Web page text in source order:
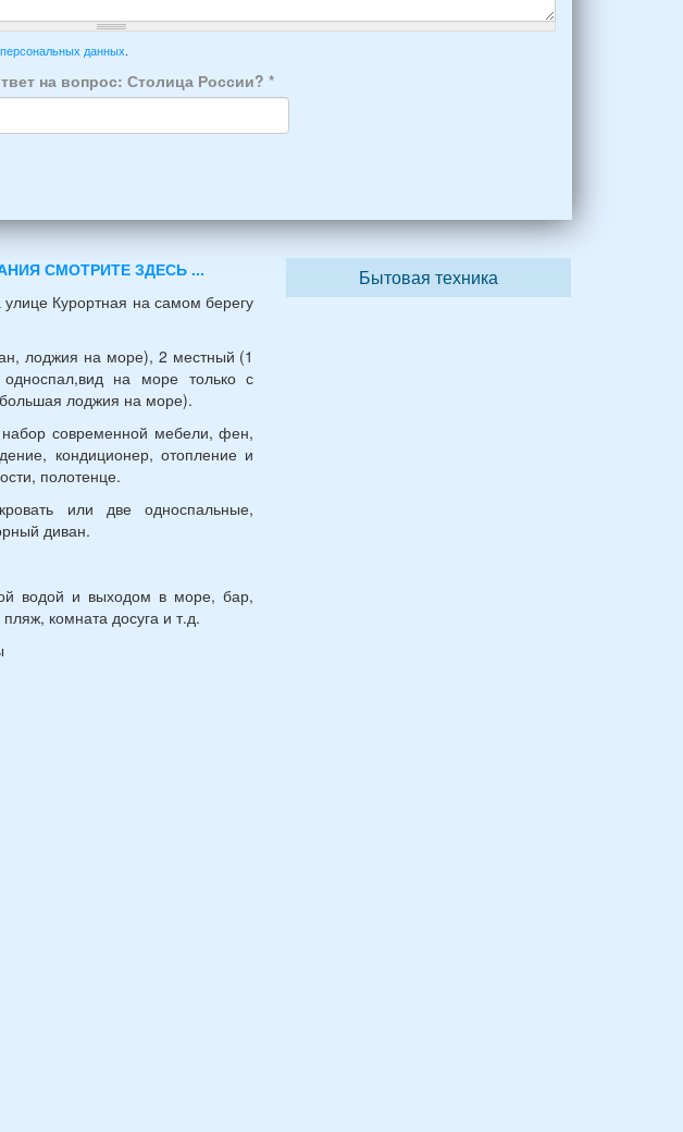
данных
на вопрос: Столица России? *
СМОТРИТЕ ЗДЕСЬ ...
Курортная на самом берегу
лоджия на море), 2 местный (1
на море только с
лоджия на море).
современной мебели, фен,
кондиционер, отопление и
полотенце.
или две односпальные,
диван.
водой и выходом в море, бар,
комната досуга и т.д.
Бытовая техника